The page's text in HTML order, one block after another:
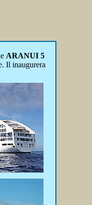
ARANUI 5
Il inaugurera